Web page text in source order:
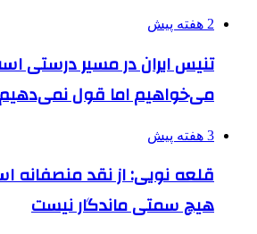
2 هفته پیش
تنیس ایران در مسیر درستی
می‌خواهیم اما قول نمی‌دهیم
3 هفته پیش
قلعه نویی: از نقد منصفانه
هیچ سمتی ماندگار نیست